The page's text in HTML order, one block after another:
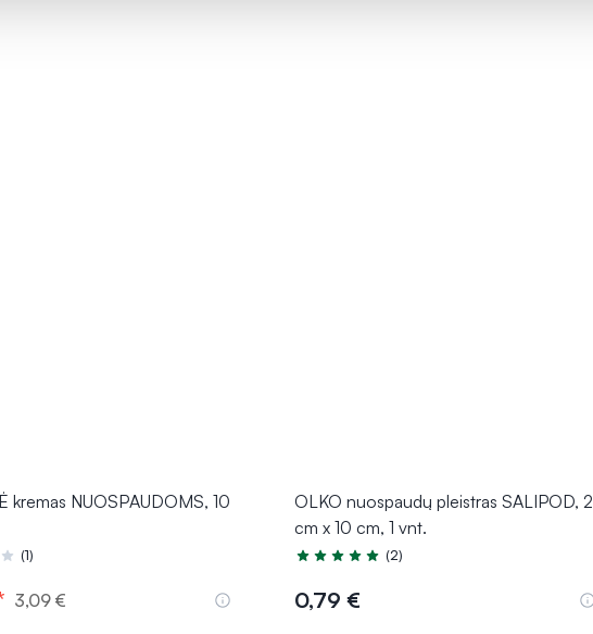
kremas NUOSPAUDOMS, 10
4.0 iš 5
(1)
3,09 €
OLKO nuospaudų pleistras SALIPOD, 2
cm x 10 cm, 1 vnt.
Įvertinimas 5.0 iš 5
(2)
0,79 €